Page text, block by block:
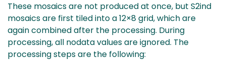
These mosaics are not produced at once, but S2ind
mosaics are first tiled into a 12×8 grid, which are
again combined after the processing. During
processing, all nodata values are ignored. The
processing steps are the following: